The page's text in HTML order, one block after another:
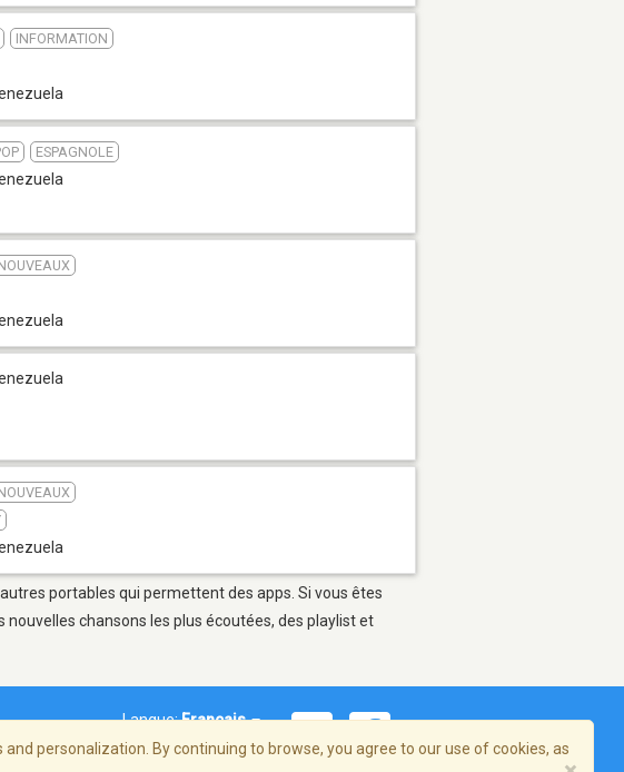
INFORMATION
ESPAGNOLE
portables qui permettent des apps. Si vous êtes
chansons les plus écoutées, des playlist et
Langue:Français
personalization. By continuing to browse, you agree to our use of cookies, as